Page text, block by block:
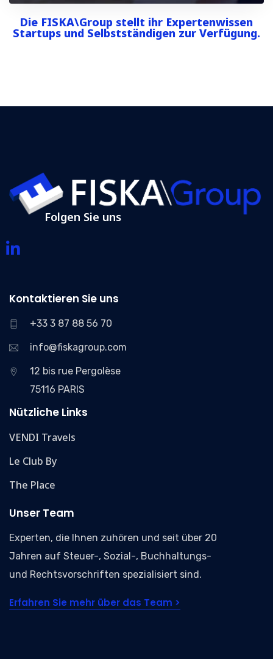
Die FISKA\Group stellt ihr Expertenwissen
Startups und Selbstständigen zur Verfügung.
Folgen Sie uns
Kontaktieren Sie uns
+33 3 87 88 56 70
info@fiskagroup.com
12 bis rue Pergolèse
75116 PARIS
Nützliche Links
VENDI Travels
Le Club By
The Place
Unser Team
Experten, die Ihnen zuhören und seit über 20
Jahren auf Steuer-, Sozial-, Buchhaltungs-
und Rechtsvorschriften spezialisiert sind.
Erfahren Sie mehr über das Team >